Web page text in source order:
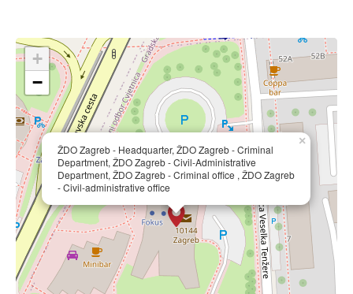
ŽDO Zagreb - Headquarter, ŽDO Zagreb - Criminal
Department, ŽDO Zagreb - Civil-Administrative
Department, ŽDO Zagreb - Criminal office , ŽDO Zagreb
- Civil-administrative office
×
+
−